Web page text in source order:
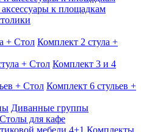
к площадкам
Комплект 2 стула +
Комплект 3 и 4
Комплект 6 стульев +
Диванные группы
Столы для кафе
Комплекты